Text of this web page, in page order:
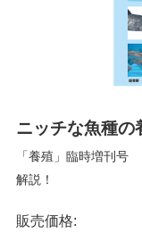
ニッチな魚種の
「養殖」臨時増刊号
解説！
販売価格: